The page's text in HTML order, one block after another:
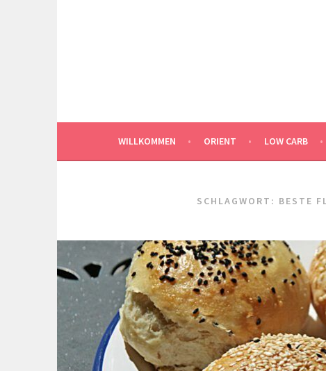
WILLKOMMEN ORIENT LOW CARB
SCHLAGWORT: BESTE